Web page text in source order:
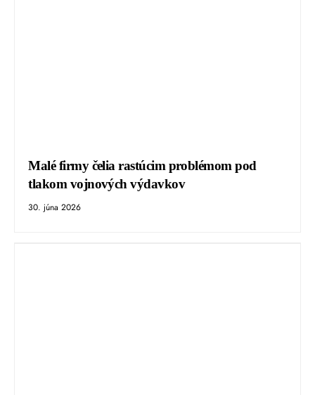
Malé firmy čelia rastúcim problémom pod
tlakom vojnových výdavkov
30. júna 2026